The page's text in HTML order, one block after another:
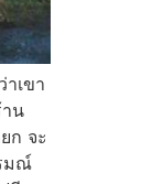
เขา
น
ก จะ
มณ์